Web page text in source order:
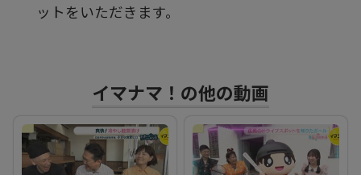
る
ットをいただきます。
イマナマ！の他の動画